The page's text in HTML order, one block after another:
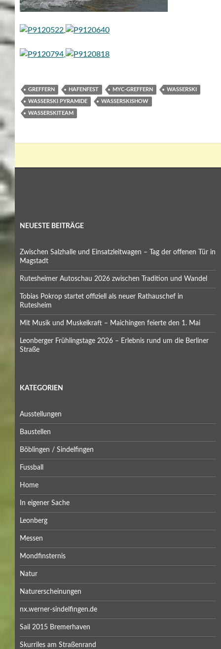
GREFFERN HAFENFEST MYC-GREFFERN WASSERSKI
WASSERSKI PYRAMIDE WASSERSKISHOW
WASSERSKITEAM
NEUESTE BEITRÄGE
Zwischen Salzhalle und Einsatzleitwagen – Tag der offenen Tür in
Magstadt
Rutesheimer Autoschau 2026 zwischen Tradition und Wandel
Tobias Pokrop startet offiziell als neuer Rathauschef in
Rutesheim
Mit Musik und Muskelkraft – Maichingen feierte den 1. Mai
Leonberger Frühlingstage 2026 – Erlebnis rund um die Berliner
Straße
KATEGORIEN
Ausstellungen
Baustellen
Böblingen / Sindelfingen
Fussball
Home
In eigener Sache
Leonberg
Messen
Mondfinsternis
Natur
Naturerscheinungen
nx.werner-sindelfingen.de
Sail 2015 Bremerhaven
Skurriles am Straßenrand